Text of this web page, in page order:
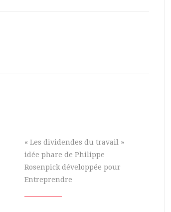
« Les dividendes du travail »
idée phare de Philippe
Rosenpick développée pour
Entreprendre